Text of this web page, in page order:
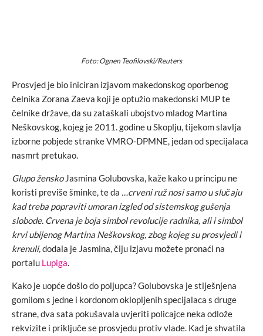
Foto: Ognen Teofilovski/Reuters
Prosvjed je bio iniciran izjavom makedonskog oporbenog
čelnika Zorana Zaeva koji je optužio makedonski MUP te
čelnike države, da su zataškali ubojstvo mladog Martina
Neškovskog, kojeg je 2011. godine u Skoplju, tijekom slavlja
izborne pobjede stranke VMRO-DPMNE, jedan od specijalaca
nasmrt pretukao.
Glupo ženskoJasmina Golubovska, kaže kako u principu ne
koristi previše šminke, te da …crveni ruž nosi samo u slučaju
kad treba popraviti umoran izgled od sistemskog gušenja
slobode. Crvena je boja simbol revolucije radnika, ali i simbol
krvi ubijenog Martina Neškovskog, zbog kojeg su prosvjedi i
krenuli,dodala je Jasmina, čiju izjavu možete pronaći na
portalu Lupiga.
Kako je uopće došlo do poljupca? Golubovska je stiješnjena
gomilom s jedne i kordonom oklopljenih specijalaca s druge
strane, dva sata pokušavala uvjeriti policajce neka odlože
rekvizite i priključe se prosvjedu protiv vlade. Kad je shvatila